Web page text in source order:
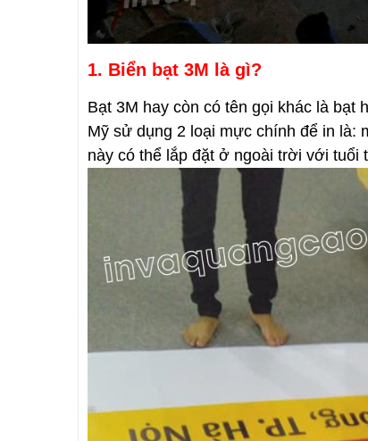
1. Biển bạt 3M là gì?
Bạt 3M hay còn có tên gọi khác là bạt
Mỹ sử dụng 2 loại mực chính để in là:
này có thể lắp đặt ở ngoài trời với